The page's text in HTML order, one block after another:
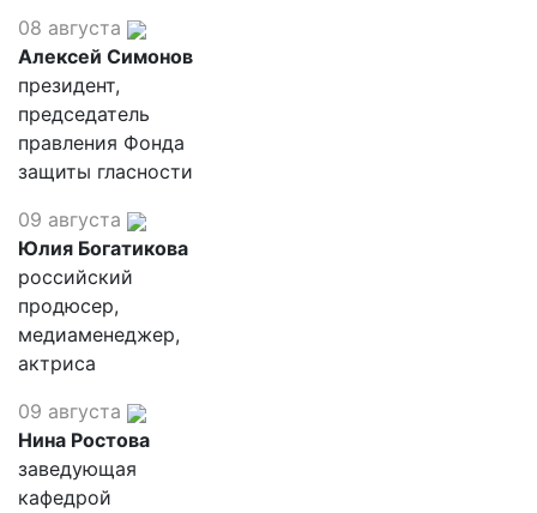
08 августа
Алексей Симонов
президент,
председатель
правления Фонда
защиты гласности
09 августа
Юлия Богатикова
российский
продюсер,
медиаменеджер,
актриса
09 августа
Нина Ростова
заведующая
кафедрой